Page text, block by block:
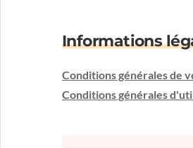
Informations
Conditions générales de
Conditions générales